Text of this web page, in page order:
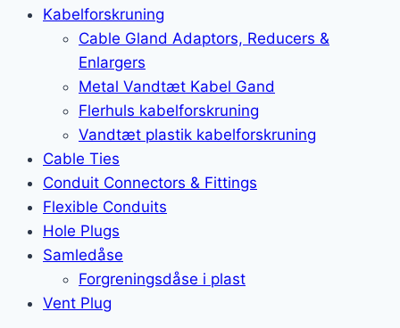
Kabelforskruning
Cable Gland Adaptors, Reducers &
Enlargers
Metal Vandtæt Kabel Gand
Flerhuls kabelforskruning
Vandtæt plastik kabelforskruning
Cable Ties
Conduit Connectors & Fittings
Flexible Conduits
Hole Plugs
Samledåse
Forgreningsdåse i plast
Vent Plug